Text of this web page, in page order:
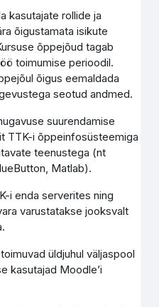
kasutajate rollide ja
õigustamata isikute
õppejõud tagab
toimumise perioodil.
õigus eemaldada
seotud andmed.
suurendamise
TTK-i õppeinfosüsteemiga
teenustega (nt
Matlab).
i enda serverites ning
varustatakse jooksvalt
üldjuhul väljaspool
kasutajad Moodle’i